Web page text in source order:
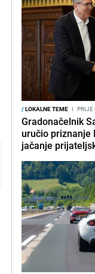
/LOKALNE TEME I PRIJE
Gradonačelnik
uručio priznanje
jačanje